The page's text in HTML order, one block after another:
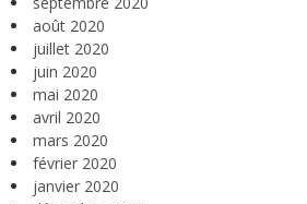
août 2020
juillet 2020
juin 2020
mai 2020
avril 2020
mars 2020
février 2020
janvier 2020